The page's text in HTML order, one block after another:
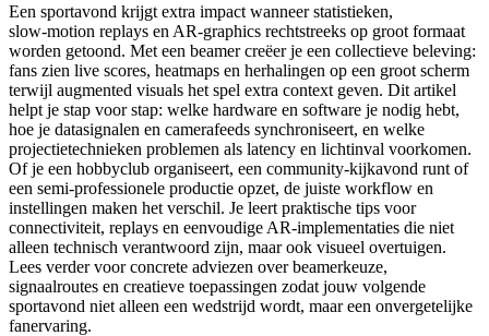
Een sportavond krijgt extra impact wanneer statistieken,
slow‑motion replays en AR‑graphics rechtstreeks op groot formaat
worden getoond. Met een beamer creëer je een collectieve beleving:
fans zien live scores, heatmaps en herhalingen op een groot scherm
terwijl augmented visuals het spel extra context geven. Dit artikel
helpt je stap voor stap: welke hardware en software je nodig hebt,
hoe je datasignalen en camerafeeds synchroniseert, en welke
projectietechnieken problemen als latency en lichtinval voorkomen.
Of je een hobbyclub organiseert, een community‑kijkavond runt of
een semi‑professionele productie opzet, de juiste workflow en
instellingen maken het verschil. Je leert praktische tips voor
connectiviteit, replays en eenvoudige AR-implementaties die niet
alleen technisch verantwoord zijn, maar ook visueel overtuigen.
Lees verder voor concrete adviezen over beamerkeuze,
signaalroutes en creatieve toepassingen zodat jouw volgende
sportavond niet alleen een wedstrijd wordt, maar een onvergetelijke
fanervaring.